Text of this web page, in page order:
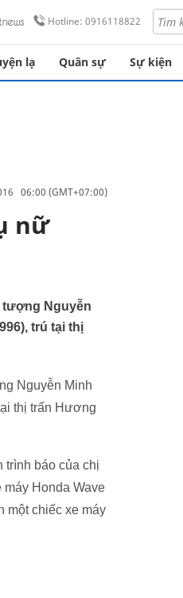
Hotline: 0916118822
lạ Quân sự Sự kiện
06:00 (GMT+07:00)
nữ
tượng Nguyễn
trú tại thị
Nguyễn Minh
thị trấn Hương
trình báo của chị
Honda Wave
một chiếc xe máy